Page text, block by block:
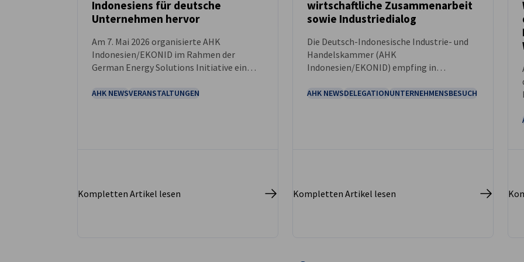
NEUIGKEITEN
Indonesiens für deutsche
Unternehmen hervor
Am 7. Mai 2026 organisierte AHK
Indonesien/EKONID im Rahmen der
German Energy Solutions Initiative ein
Market Opportunities in Indonesia“. An
diskutieren.
AHK NEWSVERANSTALTUNGEN
Kompletten Artikel lesen
NEUIGKEITEN
wirtschaftliche Zusammenarbeit
sowie Industriedialog
Die Deutsch-Indonesische Industrie- und
Handelskammer (AHK
Indonesien/EKONID) empfing in
Invest (GTAI) und mit Unterstützung der
AHK NEWSDELEGATIONUNTERNEHMENSBESUCH
Kompletten Artikel lesen